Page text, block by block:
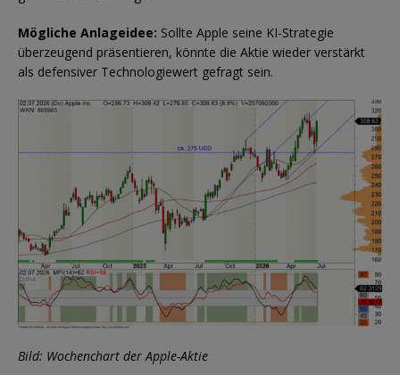
Mögliche Anlageidee: Sollte Apple seine KI-Strategie
überzeugend präsentieren, könnte die Aktie wieder verstärkt
als defensiver Technologiewert gefragt sein.
Bild: Wochenchart der Apple-Aktie